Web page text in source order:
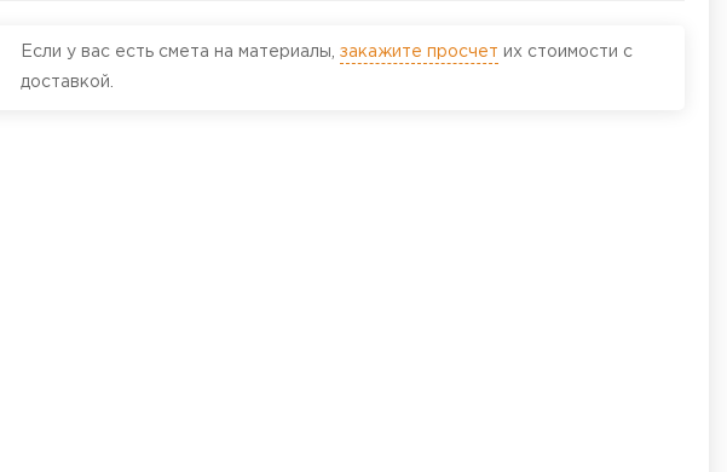
Если у вас есть смета на материалы, закажите просчет их стоимости с
доставкой.